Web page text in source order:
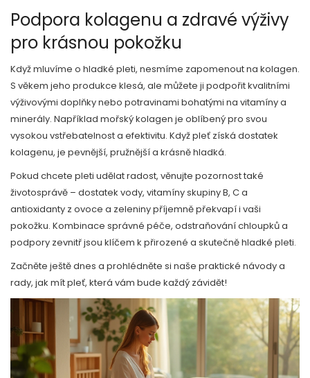
Podpora kolagenu a zdravé výživy
pro krásnou pokožku
Když mluvíme o hladké pleti, nesmíme zapomenout na kolagen.
S věkem jeho produkce klesá, ale můžete ji podpořit kvalitními
výživovými doplňky nebo potravinami bohatými na vitamíny a
minerály. Například mořský kolagen je oblíbený pro svou
vysokou vstřebatelnost a efektivitu. Když pleť získá dostatek
kolagenu, je pevnější, pružnější a krásně hladká.
Pokud chcete pleti udělat radost, věnujte pozornost také
životosprávě – dostatek vody, vitamíny skupiny B, C a
antioxidanty z ovoce a zeleniny příjemně překvapí i vaši
pokožku. Kombinace správné péče, odstraňování chloupků a
podpory zevnitř jsou klíčem k přirozené a skutečně hladké pleti.
Začněte ještě dnes a prohlédněte si naše praktické návody a
rady, jak mít pleť, která vám bude každý závidět!